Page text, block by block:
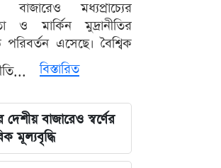
ভারতীয় কিংবদন্তির
বড় চমক
করলে অর্জন
চিত্র: ঝোড়ো
সতর্কবার্তা
বাজারেও মধ্যপ্রাচ্যের
ও মার্কিন মুদ্রানীতির
পরিবর্তন এসেছে। বৈশ্বিক
বিস্তারিত
বাজারেও স্বর্ণের
মূল্যবৃদ্ধি